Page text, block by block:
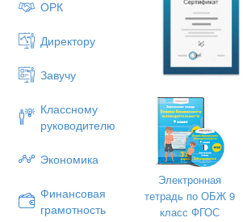
ОРК
Директору
Завучу
Классному
руководителю
Экономика
Финансовая
грамотность
Петр I
Электронная
тетрадь по ОБЖ 9
класс ФГОС